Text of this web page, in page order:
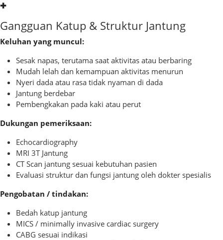
✚
Gangguan Katup & Struktur Jantung
Keluhan yang muncul:
Sesak napas, terutama saat aktivitas atau berbaring
Mudah lelah dan kemampuan aktivitas menurun
Nyeri dada atau rasa tidak nyaman di dada
Jantung berdebar
Pembengkakan pada kaki atau perut
Dukungan pemeriksaan:
Echocardiography
MRI 3T Jantung
CT Scan jantung sesuai kebutuhan pasien
Evaluasi struktur dan fungsi jantung oleh dokter spesialis
Pengobatan / tindakan:
Bedah katup jantung
MICS / minimally invasive cardiac surgery
CABG sesuai indikasi